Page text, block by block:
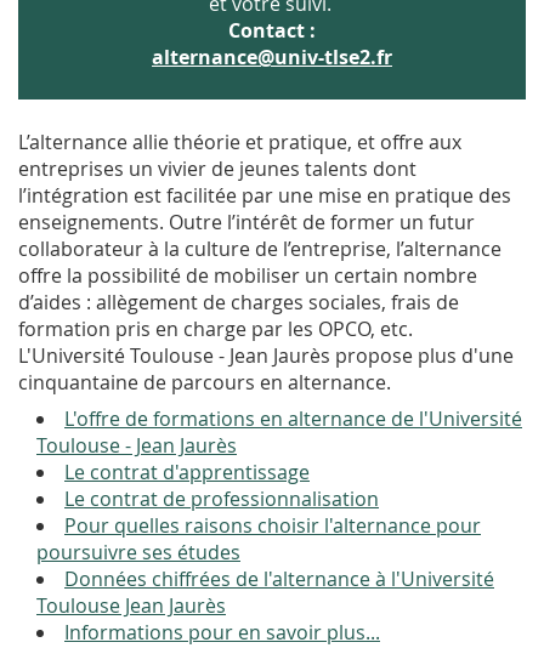
Contact :
alternance@univ-tlse2.fr
L’alternance allie théorie et pratique, et offre aux
entreprises un vivier de jeunes talents dont
l’intégration est facilitée par une mise en pratique des
enseignements. Outre l’intérêt de former un futur
collaborateur à la culture de l’entreprise, l’alternance
offre la possibilité de mobiliser un certain nombre
d’aides : allègement de charges sociales, frais de
formation pris en charge par les OPCO, etc.
L'Université Toulouse - Jean Jaurès propose plus d'une
cinquantaine de parcours en alternance.
L'offre de formations en alternance de l'Université
Toulouse - Jean Jaurès
Le contrat d'apprentissage
Le contrat de professionnalisation
Pour quelles raisons choisir l'alternance pour
poursuivre ses études
Données chiffrées de l'alternance à l'Université
Toulouse Jean Jaurès
Informations pour en savoir plus...